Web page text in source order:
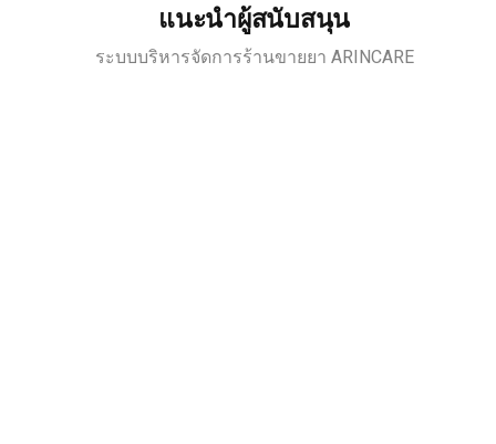
แนะนำผู้สนับสนุน
ระบบบริหารจัดการร้านขายยา ARINCARE